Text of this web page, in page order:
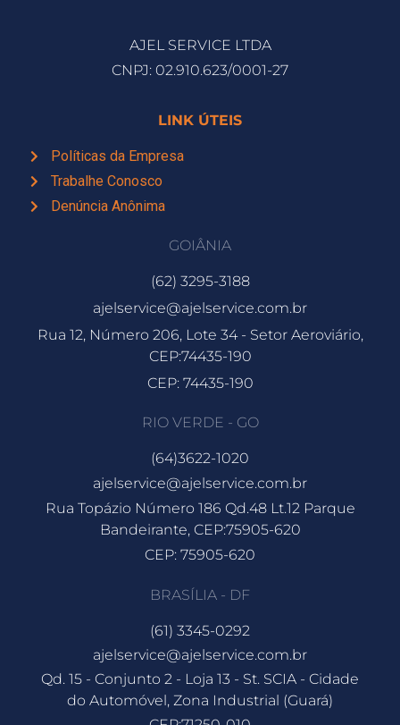
AJEL SERVICE LTDA
CNPJ: 02.910.623/0001-27
LINK ÚTEIS
Políticas da Empresa
Trabalhe Conosco
Denúncia Anônima
GOIÂNIA
(62) 3295-3188
ajelservice@ajelservice.com.br
Rua 12, Número 206, Lote 34 - Setor Aeroviário,
CEP:74435-190
CEP: 74435-190
RIO VERDE - GO
(64)3622-1020
ajelservice@ajelservice.com.br
Rua Topázio Número 186 Qd.48 Lt.12 Parque
Bandeirante, CEP:75905-620
CEP: 75905-620
BRASÍLIA - DF
(61) 3345-0292
ajelservice@ajelservice.com.br
Qd. 15 - Conjunto 2 - Loja 13 - St. SCIA - Cidade
do Automóvel, Zona Industrial (Guará)